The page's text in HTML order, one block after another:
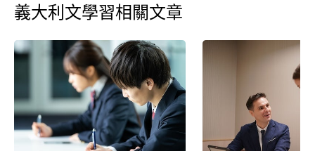
義大利文學習相關文章